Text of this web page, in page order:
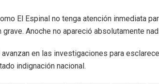
El Espinal no tenga atención inmediata
Anoche no apareció absolutamente
en las investigaciones para
indignación nacional.